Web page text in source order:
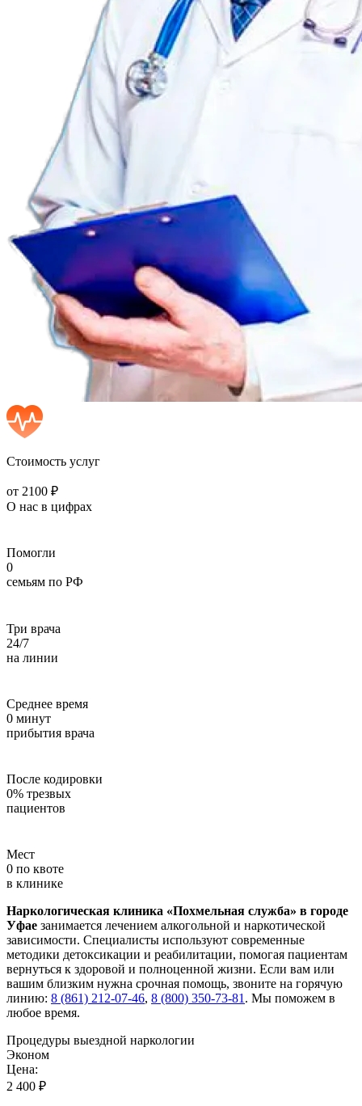
Стоимость услуг
от 2100 ₽
О нас в цифрах
Помогли
0
семьям по РФ
Три врача
24/7
на линии
Среднее время
0 минут
прибытия врача
После кодировки
0% трезвых
пациентов
Мест
0 по квоте
в клинике
Наркологическая клиника «Похмельная служба» в городе
Уфае занимается лечением алкогольной и наркотической
зависимости. Специалисты используют современные
методики детоксикации и реабилитации, помогая пациентам
вернуться к здоровой и полноценной жизни. Если вам или
вашим близким нужна срочная помощь, звоните на горячую
линию: 8 (861) 212-07-46, 8 (800) 350-73-81 . Мы поможем в
любое время.
Процедуры выездной наркологии
Эконом
Цена:
2 400 ₽